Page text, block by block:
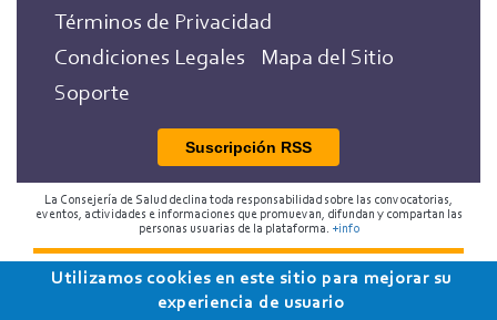
Términos de Privacidad
Condiciones Legales
Mapa del Sitio
Soporte
Suscripción RSS
La Consejería de Salud declina toda responsabilidad sobre las convocatorias,
eventos, actividades e informaciones que promuevan, difundan y compartan las
personas usuarias de la plataforma. +info
2018 Programa de Envejecimiento Saludable de la
Consejería de Salud
Utilizamos cookies en este sitio para mejorar su
experiencia de usuario